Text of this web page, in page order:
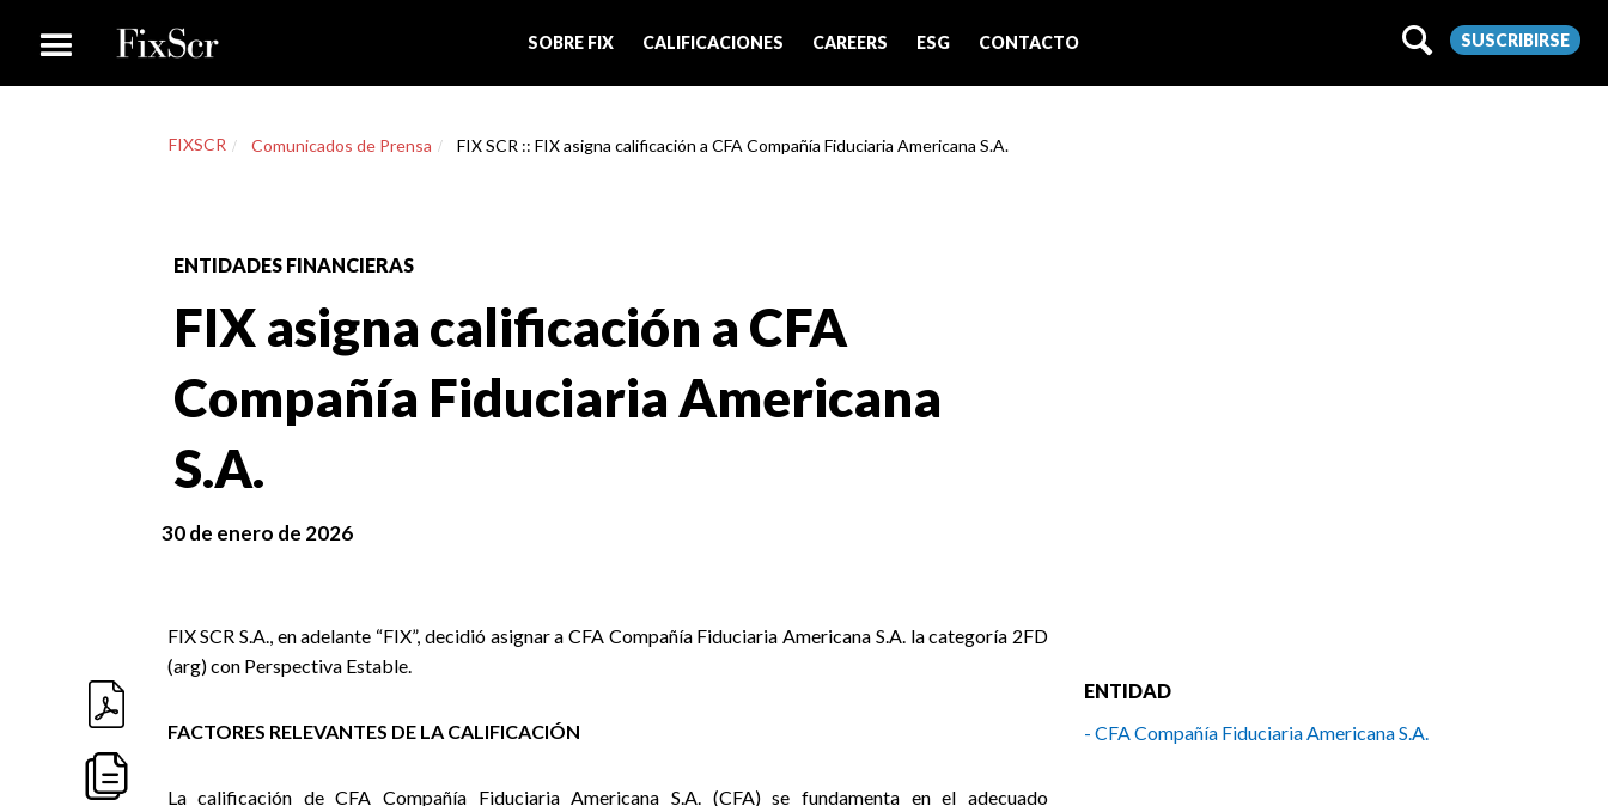
SOBRE FIX CALIFICACIONES CAREERS ESG CONTACTO SUSCRIBIRSE
FIXSCR Comunicados de Prensa FIX SCR :: FIX asigna calificación a CFA Compañía Fiduciaria Americana S.A.
ENTIDADES FINANCIERAS
FIX asigna calificación a CFA
Compañía Fiduciaria Americana
S.A.
30 de enero de 2026
FIX SCR S.A., en adelante “FIX”, decidió asignar a CFA Compañía Fiduciaria Americana S.A. la categoría 2FD
(arg) con Perspectiva Estable.
FACTORES RELEVANTES DE LA CALIFICACIÓN
La calificación de CFA Compañía Fiduciaria Americana S.A. (CFA) se fundamenta en el adecuado
ENTIDAD
- CFA Compañía Fiduciaria Americana S.A.